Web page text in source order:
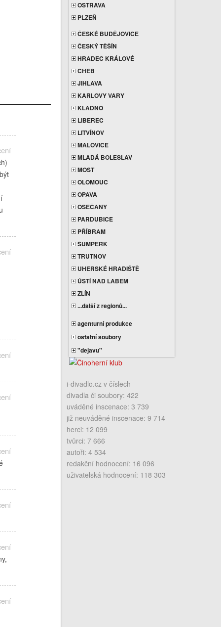
OSTRAVA
PLZEŇ
ČESKÉ BUDĚJOVICE
ČESKÝ TĚŠÍN
HRADEC KRÁLOVÉ
CHEB
JIHLAVA
KARLOVY VARY
KLADNO
LIBEREC
LITVÍNOV
MALOVICE
MLADÁ BOLESLAV
MOST
OLOMOUC
OPAVA
OSEČANY
PARDUBICE
PŘÍBRAM
ŠUMPERK
TRUTNOV
UHERSKÉ HRADIŠTĚ
ÚSTÍ NAD LABEM
ZLÍN
...další z regionů...
agenturní produkce
ostatní soubory
"dejavu"
i-divadlo.cz v číslech
divadla či soubory: 422
uváděné inscenace: 3 739
již neuváděné inscenace: 9 714
herci: 12 099
tvůrci: 7 666
autoři: 4 534
redakční hodnocení: 16 096
uživatelská hodnocení: 118 303